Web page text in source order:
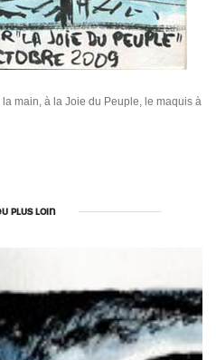
main, à la Joie du Peuple, le maquis à
plus loin